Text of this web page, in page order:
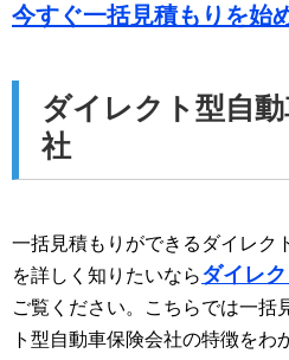
今すぐ一括見積もりを始
ダイレクト型自
社
一括見積もりができるダイレク
を詳しく知りたいならダイレ
ご覧ください。こちらでは一括
ト型自動車保険会社の特徴をわ